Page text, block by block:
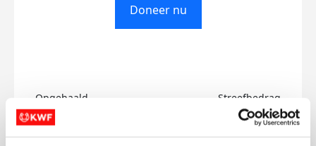
Doneer nu
Opgehaald
€0
Streefbedrag
€750